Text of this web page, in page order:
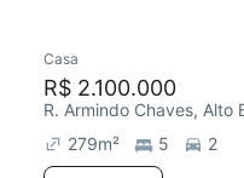
Casa
R$ 2.100.000
R. Armindo Chaves, Alto
279m² 5
2